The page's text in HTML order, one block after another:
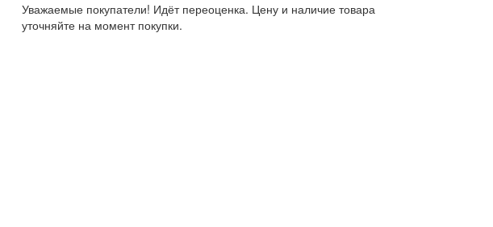
Уважаемые покупатели! Идёт переоценка. Цену и наличие товара
уточняйте на момент покупки.